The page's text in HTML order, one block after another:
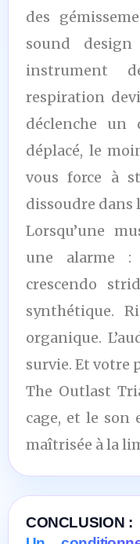
des
sound
instrument
respiration
déclenche un
déplacé, le
vous force à
dissoudre dans
Lorsqu’une
une alarme :
crescendo
synthétique.
organique.
survie. Et
The Outlast
cage, et le son
maîtrisée à la
CONCLUSION :